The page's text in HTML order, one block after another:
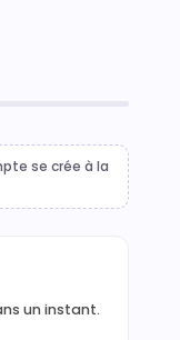
se crée à la
un instant.